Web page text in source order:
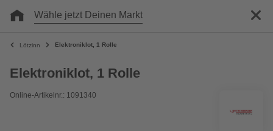
Wähle jetzt Deinen Markt
Lötzinn Elektroniklot, 1 Rolle
Elektroniklot, 1 Rolle
Online-Artikelnr.: 1091340